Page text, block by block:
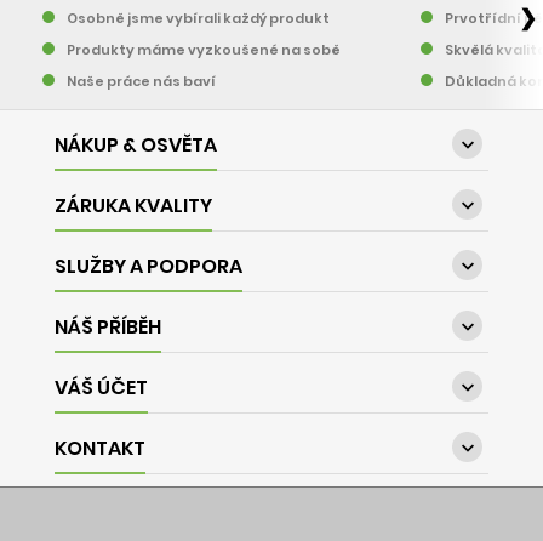
Osobně jsme vybírali každý produkt
Produkty máme vyzkoušené na sobě
Naše práce nás baví
Prvotřídní
Skvělá
Důkladná
❯
NÁKUP & OSVĚTA 
ZÁRUKA KVALITY 
SLUŽBY A PODPORA 
NÁŠ PŘÍBĚH 
VÁŠ ÚČET 
KONTAKT 